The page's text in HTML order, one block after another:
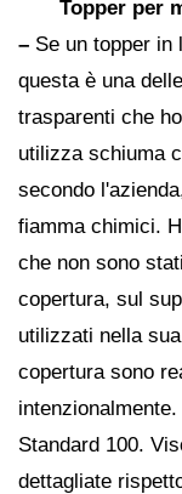
Topper per
– Se un topper in
questa è una
trasparenti che
utilizza schiuma
secondo
fiamma chimici.
che non sono
copertura, sul
utilizzati nella
copertura sono
Standard 100.
dettagliate